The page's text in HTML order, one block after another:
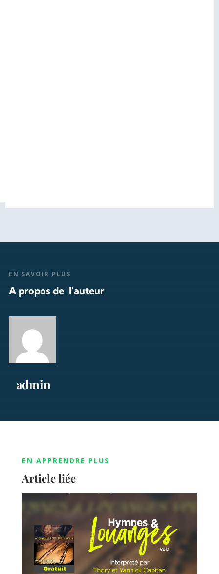
EN SAVOIR PLUS
A propos de l’auteur
admin
EN APPRENDRE PLUS
Article liée